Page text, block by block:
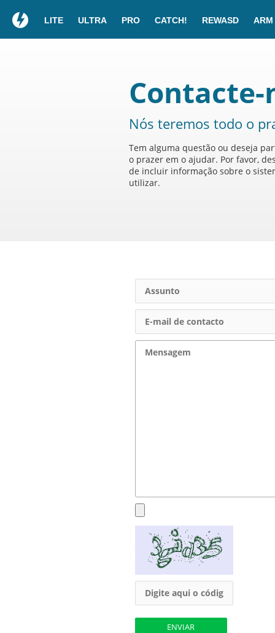
LITE ULTRA PRO CATCH! REWASD ARM
Contacte-
Nós teremos todo o
Tem alguma questão ou deseja
o prazer em o ajudar. Por favor,
de incluir informação sobre o
utilizar.
ENVIAR